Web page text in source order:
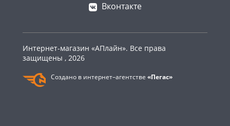
Вконтакте
Интернет-магазин «АПлайн». Все права
защищены , 2026
Создано в интернет–агентстве «Пегас»